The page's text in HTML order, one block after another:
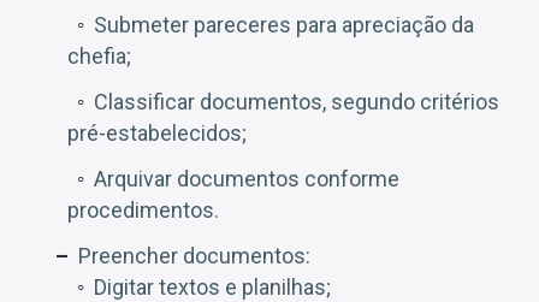
Submeter pareceres para apreciação da
chefia;
Classificar documentos, segundo critérios
pré-estabelecidos;
Arquivar documentos conforme
procedimentos.
Preencher documentos:
Digitar textos e planilhas;